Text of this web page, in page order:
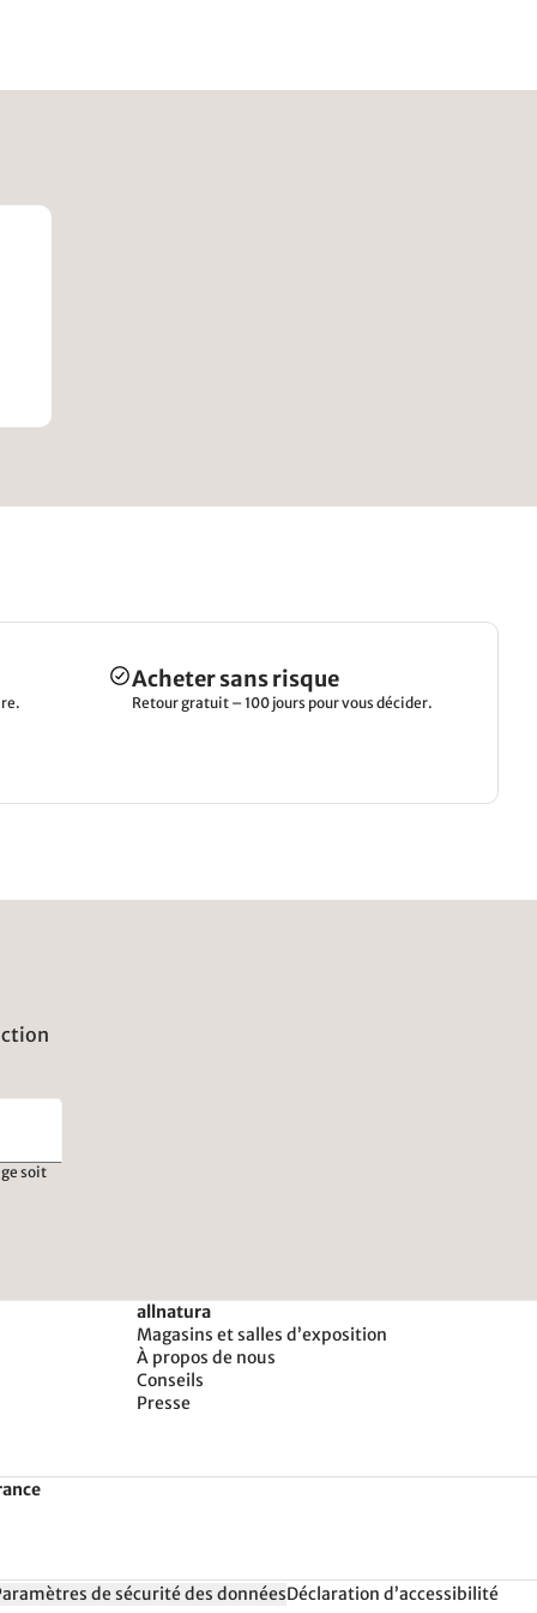
Acheter sans risque
Retour gratuit – 100 jours pour vous décider.
soit
allnatura
Magasins et salles d’exposition
À propos de nous
Conseils
Presse
de sécurité des donnéesDéclaration d’accessibilité